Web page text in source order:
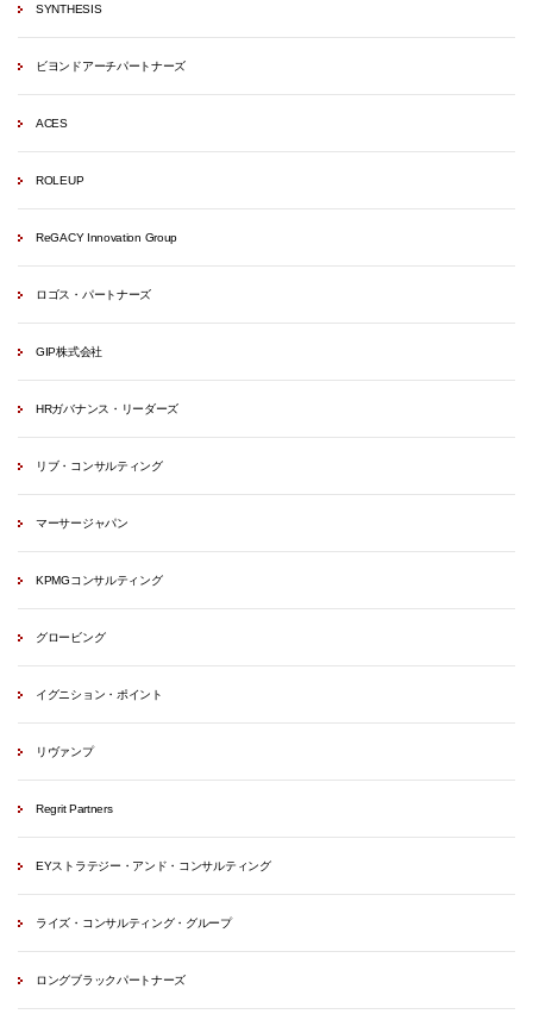
SYNTHESIS
ビヨンドアーチパートナーズ
ACES
ROLEUP
ReGACY Innovation Group
ロゴス・パートナーズ
GIP株式会社
HRガバナンス・リーダーズ
リブ・コンサルティング
マーサージャパン
KPMGコンサルティング
グロービング
イグニション・ポイント
リヴァンプ
Regrit Partners
EYストラテジー・アンド・コンサルティング
ライズ・コンサルティング・グループ
ロングブラックパートナーズ